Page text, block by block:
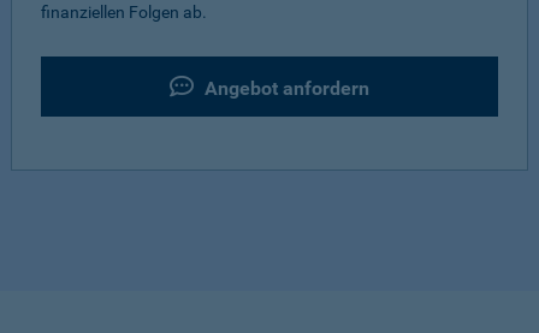
finanziellen Folgen ab.
Angebot anfordern